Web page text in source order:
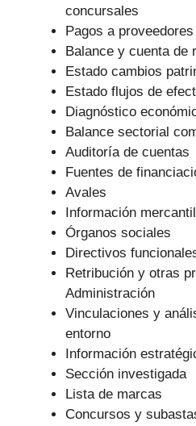
concursales
Pagos a proveedores
Balance y cuenta de
Estado cambios
Estado flujos de
Diagnóstico
Balance sectorial
Auditoría de cuentas
Fuentes de
Avales
Información mercantil
Órganos sociales
Directivos
Retribución y otras
Administración
Vinculaciones y
entorno
Información
Sección investigada
Lista de marcas
Concursos y